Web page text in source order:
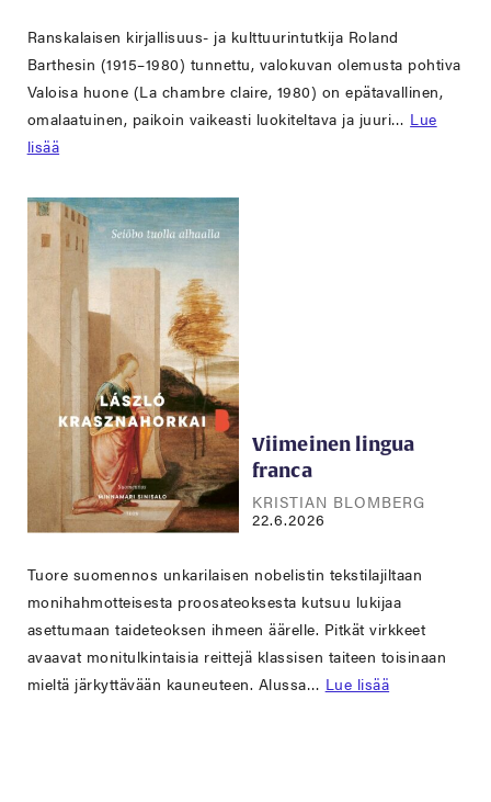
Ranskalaisen kirjallisuus- ja kulttuurintutkija Roland
Barthesin (1915–1980) tunnettu, valokuvan olemusta pohtiva
Valoisa huone (La chambre claire, 1980) on epätavallinen,
omalaatuinen, paikoin vaikeasti luokiteltava ja juuri… Lue
lisää
Viimeinen lingua
franca
KRISTIAN BLOMBERG
22.6.2026
Tuore suomennos unkarilaisen nobelistin tekstilajiltaan
monihahmotteisesta proosateoksesta kutsuu lukijaa
asettumaan taideteoksen ihmeen äärelle. Pitkät virkkeet
avaavat monitulkintaisia reittejä klassisen taiteen toisinaan
mieltä järkyttävään kauneuteen. Alussa… Lue lisää